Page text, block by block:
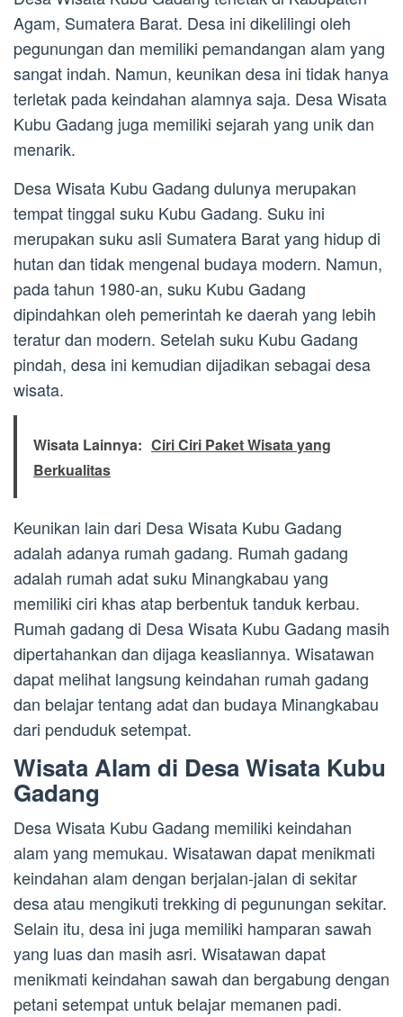
Agam, Sumatera Barat. Desa ini dikelilingi oleh
pegunungan dan memiliki pemandangan alam yang
sangat indah. Namun, keunikan desa ini tidak hanya
terletak pada keindahan alamnya saja. Desa Wisata
Kubu Gadang juga memiliki sejarah yang unik dan
menarik.
Desa Wisata Kubu Gadang dulunya merupakan
tempat tinggal suku Kubu Gadang. Suku ini
merupakan suku asli Sumatera Barat yang hidup di
hutan dan tidak mengenal budaya modern. Namun,
pada tahun 1980-an, suku Kubu Gadang
dipindahkan oleh pemerintah ke daerah yang lebih
teratur dan modern. Setelah suku Kubu Gadang
pindah, desa ini kemudian dijadikan sebagai desa
wisata.
Wisata Lainnya: Ciri Ciri Paket Wisata yang
Berkualitas
Keunikan lain dari Desa Wisata Kubu Gadang
adalah adanya rumah gadang. Rumah gadang
adalah rumah adat suku Minangkabau yang
memiliki ciri khas atap berbentuk tanduk kerbau.
Rumah gadang di Desa Wisata Kubu Gadang masih
dipertahankan dan dijaga keasliannya. Wisatawan
dapat melihat langsung keindahan rumah gadang
dan belajar tentang adat dan budaya Minangkabau
dari penduduk setempat.
Wisata Alam di Desa Wisata Kubu
Gadang
Desa Wisata Kubu Gadang memiliki keindahan
alam yang memukau. Wisatawan dapat menikmati
keindahan alam dengan berjalan-jalan di sekitar
desa atau mengikuti trekking di pegunungan sekitar.
Selain itu, desa ini juga memiliki hamparan sawah
yang luas dan masih asri. Wisatawan dapat
menikmati keindahan sawah dan bergabung dengan
petani setempat untuk belajar memanen padi.